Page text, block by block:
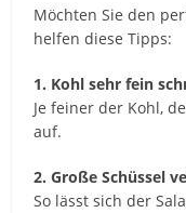
MöchtenSieden
helfendieseTipps:
1. Kohlsehrfein
Jefeinerder Kohl,
auf.
2.GroßeSchüssel
So lässtsichder